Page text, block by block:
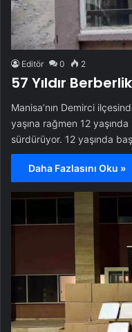
Editör 0 2
57 Yıldır
Manisa’nın Demirci
yaşına rağmen 12
sürdürüyor. 12 yaşında
Daha Fazlasını Oku »